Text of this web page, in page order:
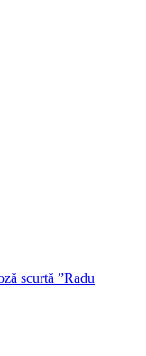
scurtă ”Radu